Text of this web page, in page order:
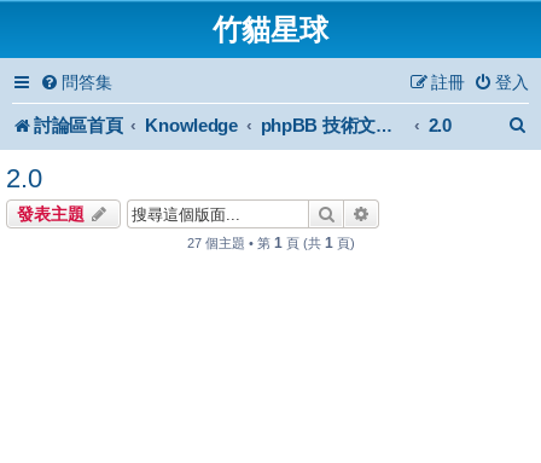
竹貓星球
問答集 登入
註冊
討論區首頁 Knowledge phpBB 技術文件與知識庫 2.0
2.0
發表主題 搜尋
27 個主題 • 第 1 頁 (共 1 頁)